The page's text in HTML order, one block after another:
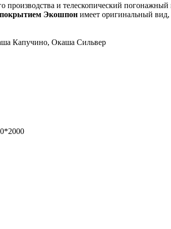
производства и телескопический
покрытием Экошпон имеет оригинальный вид,
Капучино, Окаша Сильвер